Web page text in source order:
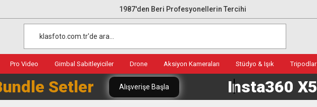
1987'den Beri Profesyonellerin Tercihi
Pro Video Gimbal Sabitleyiciler Drone Aksiyon Kameraları Stüdyo & Işık Tripodlar
Setler Alışverişe Başla Insta360 X5